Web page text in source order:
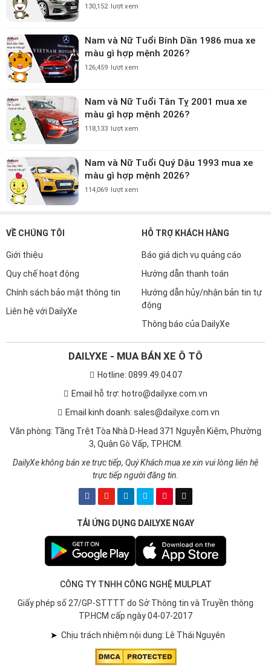
130,152 lượt xem
Nam và Nữ Tuổi Bính Dần 1986 mua xe
màu gì hợp mệnh 2026?
126,459 lượt xem
Nam và Nữ Tuổi Tân Tỵ 2001 mua xe
màu gì hợp mệnh 2026?
118,133 lượt xem
Nam và Nữ Tuổi Quý Dậu 1993 mua xe
màu gì hợp mệnh 2026?
114,069 lượt xem
VỀ CHÚNG TÔI
Giới thiệu
Quy chế hoạt động
Chính sách bảo mật thông tin
Liên hệ với DailyXe
HỖ TRỢ KHÁCH HÀNG
Báo giá dịch vụ quảng cáo
Hướng dẫn thanh toán
Hướng dẫn hủy/nhận bản tin tự
động
Thông báo của DailyXe
DAILYXE - MUA BÁN XE Ô TÔ
Hotline: 0899.49.04.07
Email hỗ trợ: hotro@dailyxe.com.vn
Email kinh doanh: sales@dailyxe.com.vn
Văn phòng: Tầng Trệt Tòa Nhà D-Head 371 Nguyễn Kiệm, Phường
3, Quận Gò Vấp, TP.HCM.
DailyXe không bán xe trực tiếp, Quý Khách mua xe xin vui lòng liên hệ
trực tiếp người đăng tin.
TẢI ỨNG DỤNG DAILYXE NGAY
CÔNG TY TNHH CÔNG NGHỆ MULPLAT
Giấy phép số 27/GP-STTTT do Sở Thông tin và Truyền thông
TP.HCM cấp ngày 04-07-2017
➤ Chịu trách nhiệm nội dung: Lê Thái Nguyên